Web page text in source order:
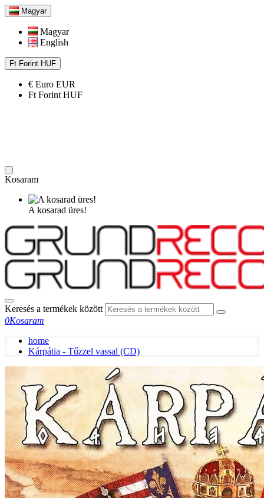
Magyar
Magyar
English
Ft Forint HUF
€ Euro EUR
Ft Forint HUF
Kosaram
A kosarad üres!
Keresés a termékek között
0Kosaram
home
Kárpátia - Tűzzel vassal (CD)